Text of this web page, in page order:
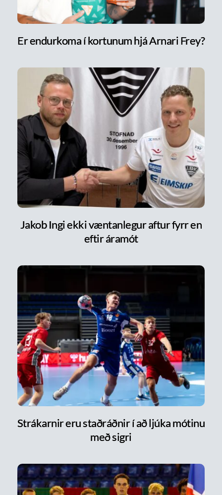
Er endurkoma í kortunum hjá Arnari Frey?
Jakob Ingi ekki væntanlegur aftur fyrr en
eftir áramót
Strákarnir eru staðráðnir í að ljúka mótinu
með sigri